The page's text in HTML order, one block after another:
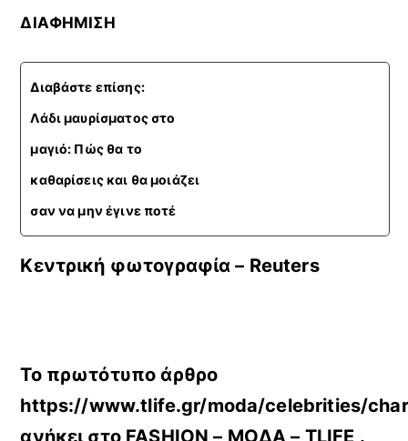
ΔΙΑΦΗΜΙΣΗ
Διαβάστε επίσης:
Λάδι μαυρίσματος στο
μαγιό: Πώς θα το
καθαρίσεις και θα μοιάζει
σαν να μην έγινε ποτέ
Kεντρική φωτογραφία – Reuters
Το πρωτότυπο άρθρο
https://www.tlife.gr/moda/celebrities/
ανήκει στο FASHION – ΜΟΔΑ – TLIFE .